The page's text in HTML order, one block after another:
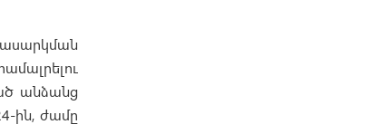
անձանց
ին, ժամը